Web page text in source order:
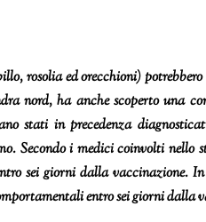
rosolia ed orecchioni) potrebbero
nord, ha anche scoperto una
stati in precedenza
Secondo i medici coinvolti nello
sei giorni dalla vaccinazione.
entro sei giorni dalla